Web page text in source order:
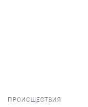
ПРОИСШЕСТВИЯ